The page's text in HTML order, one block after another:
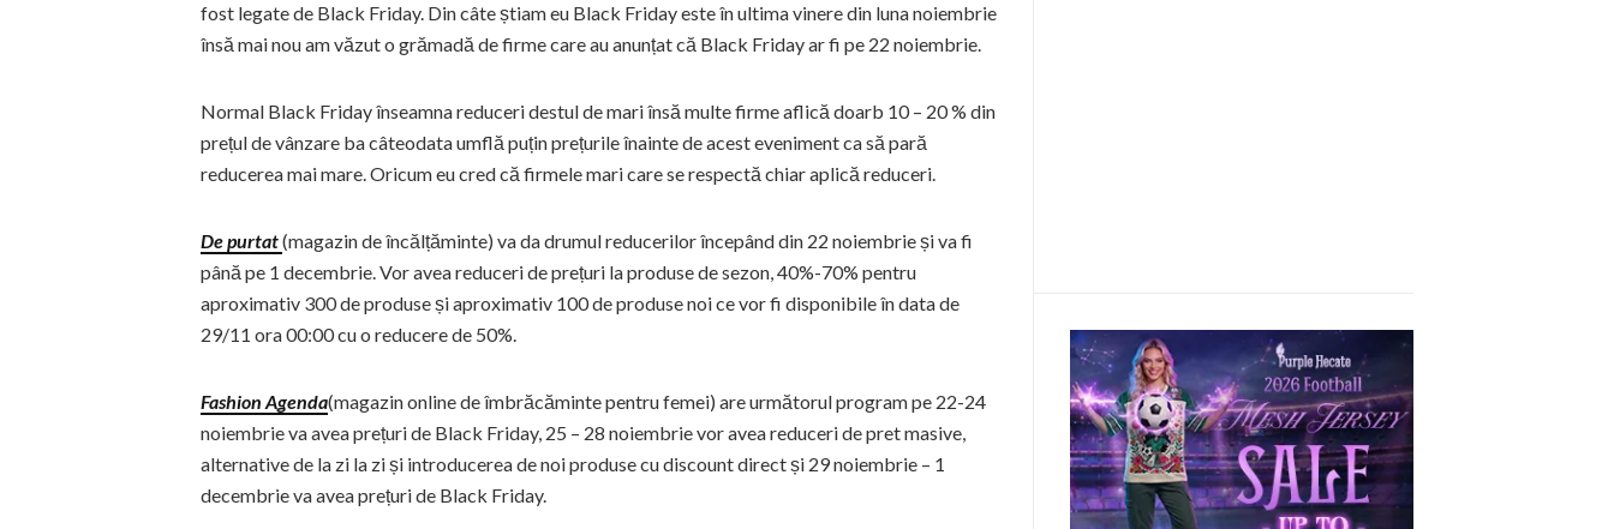
fost legate de Black Friday. Din câte știam eu Black Friday este în ultima vinere din luna noiembrie
însă mai nou am văzut o grămadă de firme care au anunțat că Black Friday ar fi pe 22 noiembrie.
Normal Black Friday înseamna reduceri destul de mari însă multe firme aflică doarb 10 – 20 % din
prețul de vânzare ba câteodata umflă puțin prețurile înainte de acest eveniment ca să pară
reducerea mai mare. Oricum eu cred că firmele mari care se respectă chiar aplică reduceri.
De purtat(magazin de încălțăminte) va da drumul reducerilor începând din 22 noiembrie și va fi
până pe 1 decembrie. Vor avea reduceri de prețuri la produse de sezon, 40%-70% pentru
aproximativ 300 de produse și aproximativ 100 de produse noi ce vor fi disponibile în data de
29/11 ora 00:00 cu o reducere de 50%.
Fashion Agenda(magazin online de îmbrăcăminte pentru femei) are următorul program pe 22-24
noiembrie va avea prețuri de Black Friday, 25 – 28 noiembrie vor avea reduceri de pret masive,
alternative de la zi la zi și introducerea de noi produse cu discount direct și 29 noiembrie – 1
decembrie va avea prețuri de Black Friday.